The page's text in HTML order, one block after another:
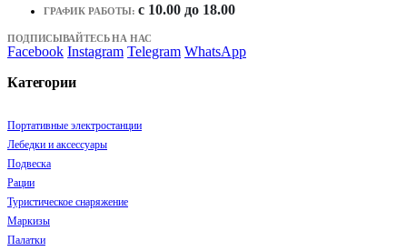
ГРАФИК РАБОТЫ: c 10.00 до 18.00
ПОДПИСЫВАЙТЕСЬ НА НАС
Facebook Instagram Telegram WhatsApp
Категории
Портативные электростанции
Лебедки и аксессуары
Подвеска
Рации
Туристическое снаряжение
Маркизы
Палатки